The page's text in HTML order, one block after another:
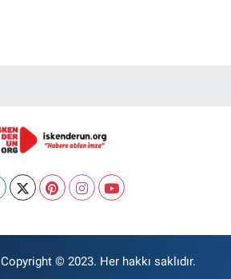
Copyright © 2023. Her hakkı saklıdır.